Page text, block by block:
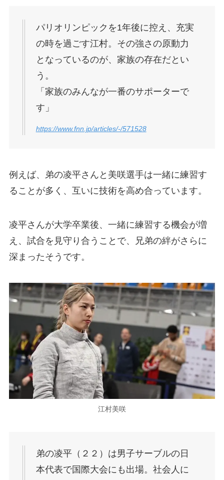
パリオリンピックを1年後に控え、充実
の時を過ごす江村。その強さの原動力
となっているのが、家族の存在だとい
う。
「家族のみんなが一番のサポーターで
す」
https://www.fnn.jp/articles/-/571528
例えば、弟の凌平さんと美咲選手は一緒に練習す
ることが多く、互いに技術を高め合っています。
凌平さんが大学卒業後、一緒に練習する機会が増
え、試合を見守り合うことで、兄弟の絆がさらに
深まったそうです。
江村美咲
弟の凌平（２２）は男子サーブルの日
本代表で国際大会にも出場。社会人に